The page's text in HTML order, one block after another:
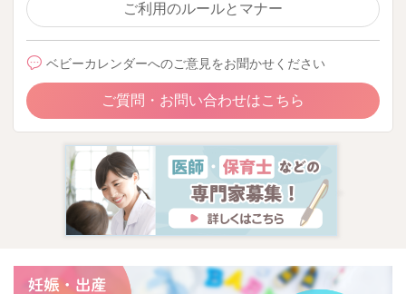
ご利用のルールとマナー
ベビーカレンダーへのご意見をお聞かせください
ご質問・お問い合わせはこちら